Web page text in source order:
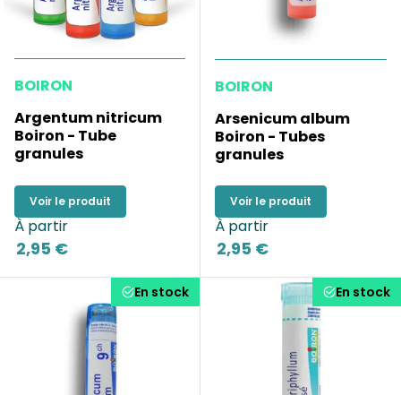
BOIRON
Argentum nitricum
Boiron - Tube
granules
Voir le produit
À partir
2,95 €
BOIRON
Arsenicum album
Boiron - Tubes
granules
Voir le produit
À partir
2,95 €
En stock En stock